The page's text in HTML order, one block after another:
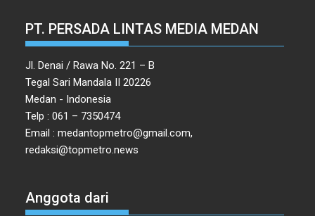
PT. PERSADA LINTAS MEDIA MEDAN
Jl. Denai / Rawa No. 221 – B
Tegal Sari Mandala II 20226
Medan - Indonesia
Telp : 061 – 7350474
Email : medantopmetro@gmail.com,
redaksi@topmetro.news
Anggota dari